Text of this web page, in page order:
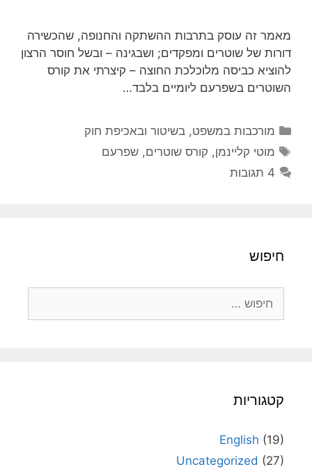
מאמר זה עוסק בתרבות ההשתקה והחנופה, שהכשירה
דורות של שוטרים ומפקדים; ושבגינה – ובשל חוסר הרצון
להוציא כביסה מלוכלכת החוצה – קיצרתי את קורס
השוטרים בשפרעם ליומיים בלבד…
קטגוריות
מורכבות במשפט, בשיטור ובאכיפת חוק
תגיות
מוטי קליינמן, קורס שוטרים,שפרעם
4 תגובות
חיפוש
קטגוריות
English (19)
Uncategorized (27)